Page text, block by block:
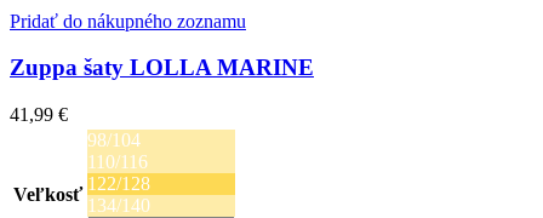
Mini
žlté
srdce
viacero
Možnosti
vybrať
na
stránke
produktu.
Pridať do nákupného zoznamu
Zuppa šaty LOLLA MARINE
41,99 €
Veľkosť
98/104
110/116
122/128
134/140